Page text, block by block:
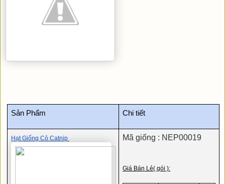
Sản Phẩm Chi tiết
Hạt Giống Cỏ Catnip Mã giống : NEP00019
Giá Bán Lẻ( gói ):